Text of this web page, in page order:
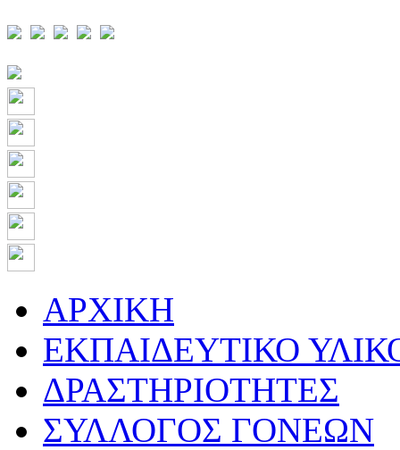
ΑΡΧΙΚΗ
ΕΚΠΑΙΔΕΥΤΙΚΟ
ΔΡΑΣΤΗΡΙΟΤΗΤΕΣ
ΣΥΛΛΟΓΟΣ ΓΟΝΕΩΝ